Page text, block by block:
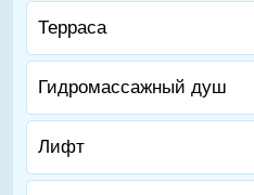
Терраса
Гидромассажный душ
Лифт